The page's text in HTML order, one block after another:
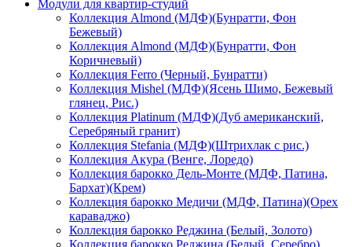
Модули для квартир-студий
Коллекция Almond (МДФ)(Бунратти, Фон
Бежевый)
Коллекция Almond (МДФ)(Бунратти, Фон
Коричневый)
Коллекция Ferro (Черный, Бунратти)
Коллекция Mishel (МДФ)(Ясень Шимо, Бежевый
глянец, Рис.)
Коллекция Platinum (МДФ)(Дуб американский,
Серебряный гранит)
Коллекция Stefania (МДФ)(Штрихлак с рис.)
Коллекция Акура (Венге, Лоредо)
Коллекция барокко Дель-Монте (МДФ, Патина,
Бархат)(Крем)
Коллекция барокко Медичи (МДФ, Патина)(Орех
караваджо)
Коллекция барокко Реджина (Белый, Золото)
Коллекция барокко Реджина (Белый, Серебро)